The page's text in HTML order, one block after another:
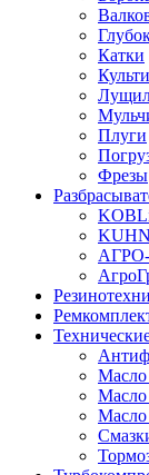
Катки
Плуги
Фрезы
Масло
Масло
Масло